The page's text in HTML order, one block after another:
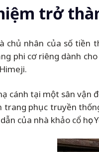
trở
chủ nhân của số tiền
phi cơ riêng dành
cánh tại một sân vận
trang phục truyền
của nhà khảo cổ học